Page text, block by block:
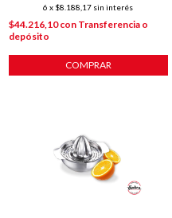
6 x $8.188,17 sin interés
$44.216,10con Transferencia o
depósito
COMPRAR